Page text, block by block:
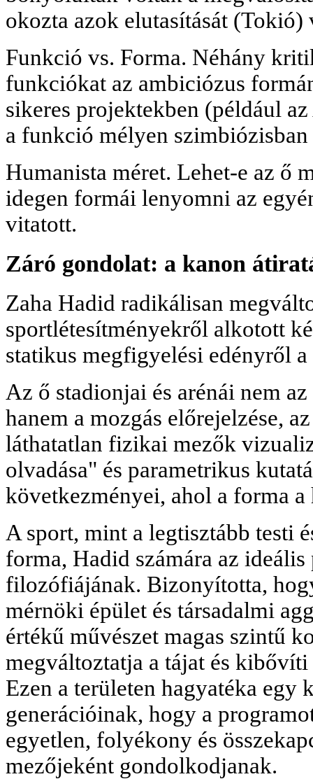
okozta azok elutasítását
Funkció vs. Forma. Néhány
funkciókat az ambiciózus
sikeres projektekben (például
a funkció mélyen
Humanista méret. Lehet-e az ő
idegen formái lenyomni az
vitatott.
Záró gondolat: a kanon
Zaha Hadid radikálisan
sportlétesítményekről alkotott
statikus megfigyelési edényről
Az ő stadionjai és arénái nem
hanem a mozgás előrejelzése,
láthatatlan fizikai mezők
olvadása" és parametrikus
következményei, ahol a forma
A sport, mint a legtisztább testi
forma, Hadid számára az
filozófiájának. Bizonyította,
mérnöki épület és társadalmi
értékű művészet magas szintű
megváltoztatja a tájat és kibővíti
Ezen a területen hagyatéka egy
generációinak, hogy a
egyetlen, folyékony és
mezőjeként gondolkodjanak.